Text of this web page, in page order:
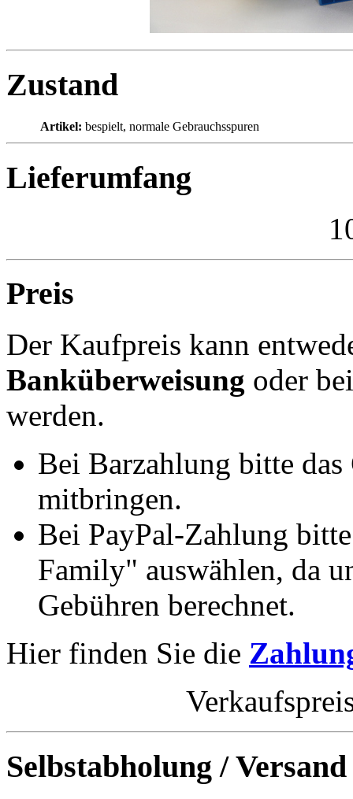
Zustand
Artikel: bespielt, normale Gebrauchsspuren
Lieferumfang
Preis
Der Kaufpreis kann
Banküberweisung oder
werden.
Bei Barzahlung bitte
mitbringen.
Bei PayPal-Zahlung
Family" auswählen, da
Gebühren berechnet.
Hier finden Sie die
Selbstabholung / Versand